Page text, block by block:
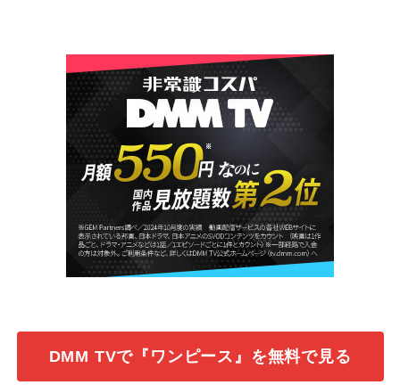
DMM TVで『ワンピース』を無料で見る